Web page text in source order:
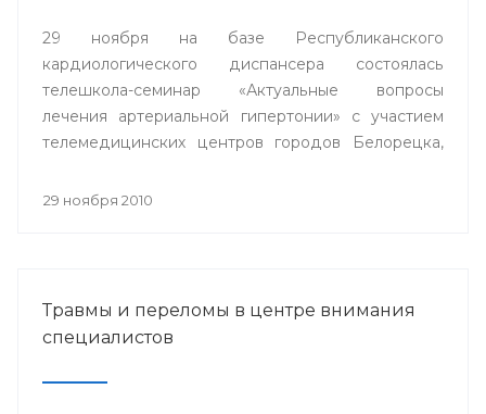
29 ноября на базе Республиканского
кардиологического диспансера состоялась
телешкола-семинар «Актуальные вопросы
лечения артериальной гипертонии» с участием
телемедицинских центров городов Белорецка,
республики.
29 ноября 2010
Травмы и переломы в центре внимания
специалистов